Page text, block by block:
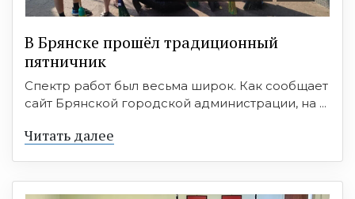
В Брянске прошёл традиционный
пятничник
Спектр работ был весьма широк. Как сообщает
сайт Брянской городской администрации, на ...
Читать далее